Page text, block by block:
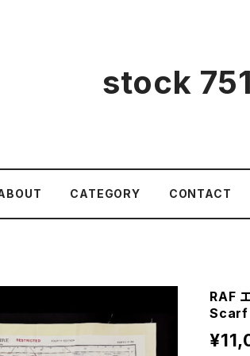
stock 751
CATEGORY CONTACT
RAF
Scarf